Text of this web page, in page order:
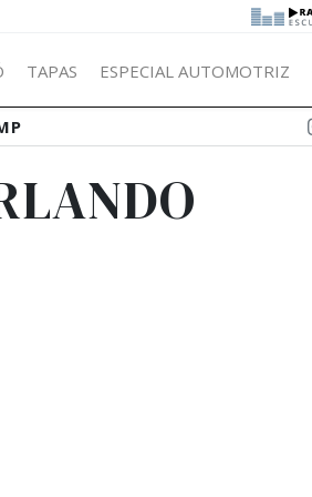
TAPAS ESPECIAL AUTOMOTRIZ